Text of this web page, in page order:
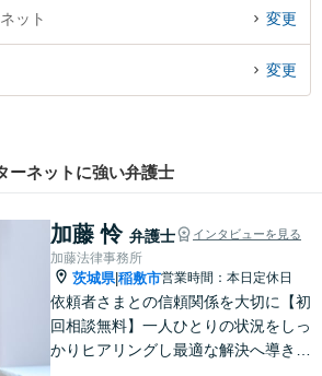
ット 変更
変更
ーネットに強い弁護士
加藤 怜 弁護士 インタビューを見る
加藤法律事務所
茨城県|稲敷市営業時間：本日定休日
依頼者さまとの信頼関係を大切に【初
回相談無料】一人ひとりの状況をしっ
かりヒアリングし最適な解決へ導きま